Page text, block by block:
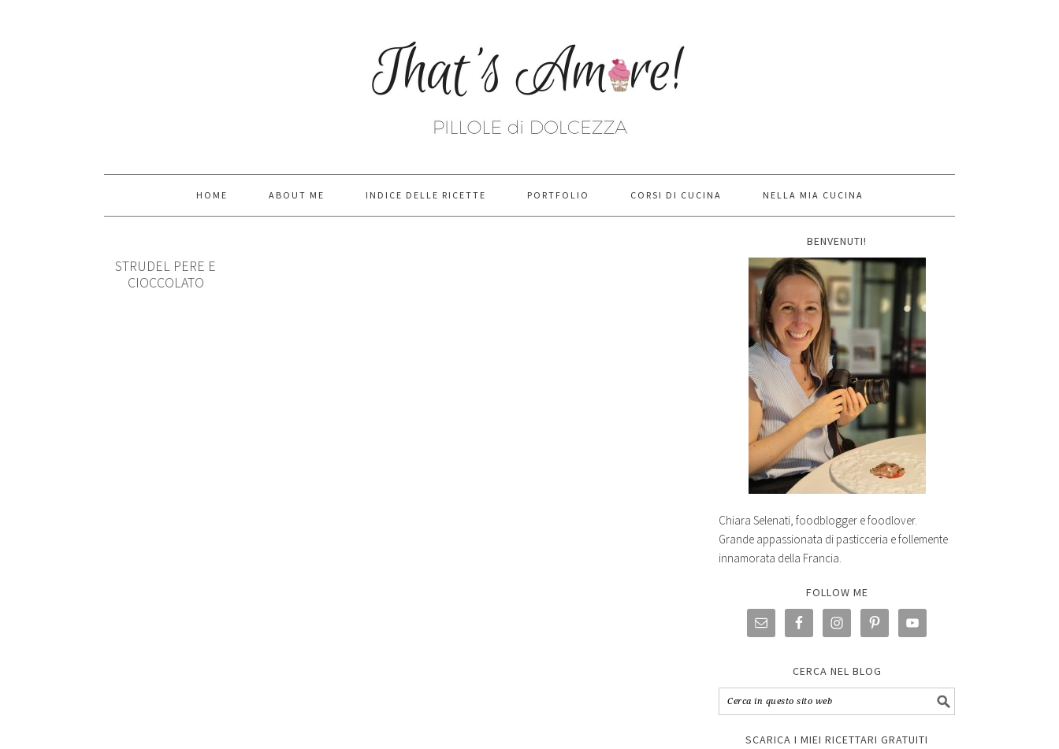
HOME ABOUT ME INDICE DELLE RICETTE PORTFOLIO CORSI DI CUCINA NELLA MIA CUCINA
STRUDEL PERE E
CIOCCOLATO
BENVENUTI!
Chiara Selenati, foodblogger e foodlover.
Grande appassionata di pasticceria e follemente
innamorata della Francia.
FOLLOW ME
CERCA NEL BLOG
SCARICA I MIEI RICETTARI GRATUITI